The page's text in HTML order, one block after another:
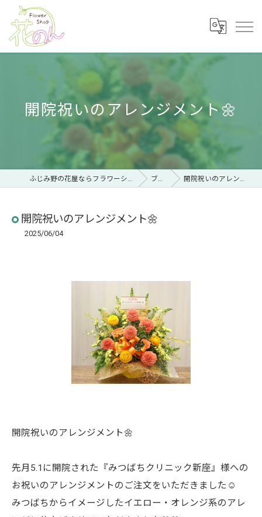
開院祝いのアレンジメント🌼
ふじみ野の花屋ならフラワーショップ 花のん ブログ 開院祝いのアレンジメント🌼
開院祝いのアレンジメント🌼
2025/06/04
開院祝いのアレンジメント🌼
先月5.1に開院された『みつばちクリニック新座』様への
お祝いのアレンジメントのご注文をいただきました☺︎
みつばちからイメージしたイエロー・オレンジ系のアレ